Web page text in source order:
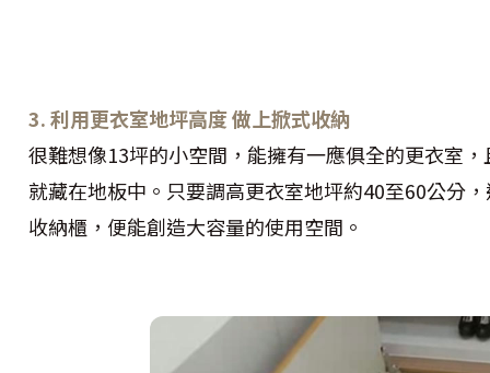
3. 利用更衣室地坪高度 做上掀式收納
很難想像13坪的小空間，能擁有一應俱全的更衣室
就藏在地板中。只要調高更衣室地坪約40至60公分
收納櫃，便能創造大容量的使用空間。